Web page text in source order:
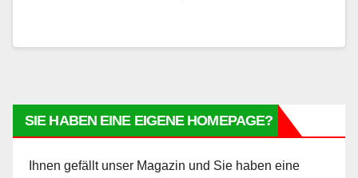
SIE HABEN EINE EIGENE HOMEPAGE?
Ihnen gefällt unser Magazin und Sie haben eine